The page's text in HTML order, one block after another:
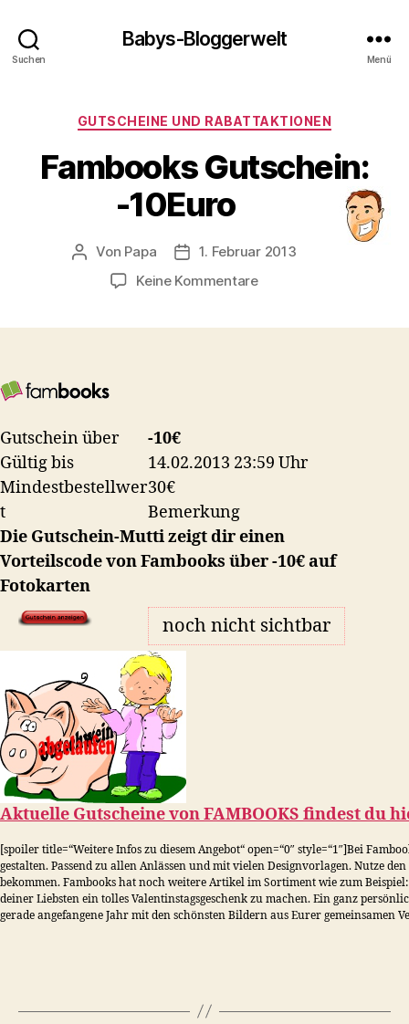
Suchen
Babys-Bloggerwelt
Menü
Kategorien
GUTSCHEINE UND RABATTAKTIONEN
Fambooks Gutschein:
-10Euro
Beitragsautor
Von Papa Veröffentlichungsdatum
1. Februar 2013
Keine Kommentarezu
Gutschein über
-10€
Gültig bis
14.02.2013 23:59 Uhr
Mindestbestellwer
t
30€
Bemerkung
Die Gutschein-Mutti zeigt dir einen
Vorteilscode von Fambooks über -10€ auf
Fotokarten
noch nicht sichtbar
Aktuelle Gutscheine vonFAMBOOKS findest du
[spoiler title=“Weitere Infos zu diesem Angebot“ open=“0″ style=“1″]Bei
gestalten. Passend zu allen Anlässen und mit vielen Designvorlagen. Nutze
bekommen. Fambooks hat noch weitere Artikel im Sortiment wie zum
deiner Liebsten ein tolles Valentinstagsgeschenk zu machen. Ein ganz
gerade angefangene Jahr mit den schönsten Bildern aus Eurer gemeinsamen